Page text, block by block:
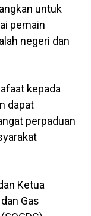
untuk
pemain
negeri dan
kepada
dapat
perpaduan
Ketua
Gas